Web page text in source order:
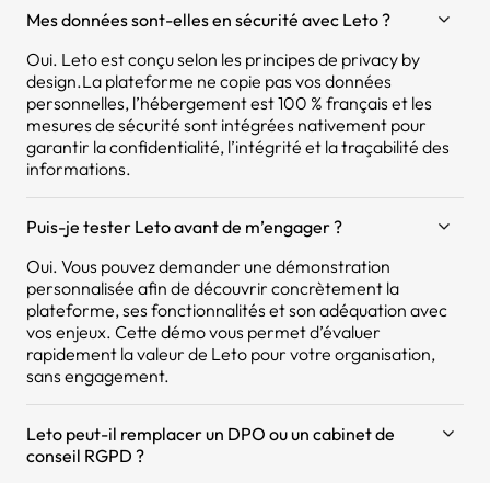
Mes données sont-elles en sécurité avec Leto ?
Oui. Leto est conçu selon les principes de privacy by
design.La plateforme ne copie pas vos données
personnelles, l’hébergement est 100 % français et les
mesures de sécurité sont intégrées nativement pour
garantir la confidentialité, l’intégrité et la traçabilité des
informations.
Puis-je tester Leto avant de m’engager ?
Oui. Vous pouvez demander une démonstration
personnalisée afin de découvrir concrètement la
plateforme, ses fonctionnalités et son adéquation avec
vos enjeux. Cette démo vous permet d’évaluer
rapidement la valeur de Leto pour votre organisation,
sans engagement.
Leto peut-il remplacer un DPO ou un cabinet de
conseil RGPD ?